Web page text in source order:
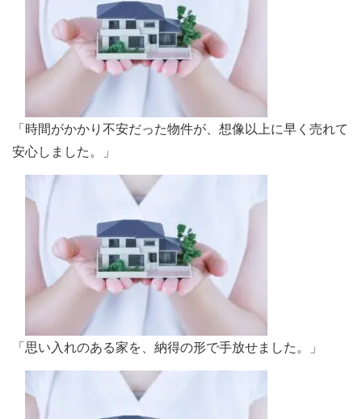
「時間がかかり不安だった物件が、想像以上に早く売れて
安心しました。」
「思い入れのある家を、納得の形で手放せました。」